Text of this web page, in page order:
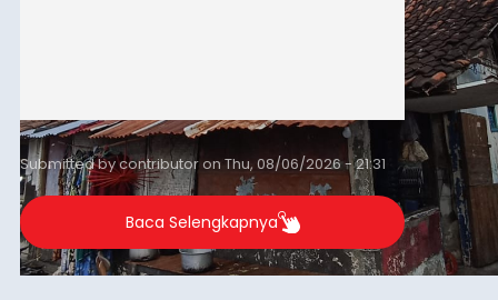
Submitted bycontributoronThu, 08/06/2026 - 21:31
Baca Selengkapnya